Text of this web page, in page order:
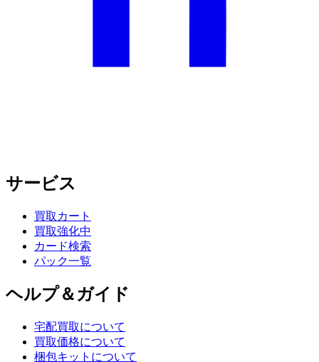
サービス
買取カート
買取強化中
カード検索
パック一覧
ヘルプ＆ガイド
宅配買取について
買取価格について
梱包キットについて